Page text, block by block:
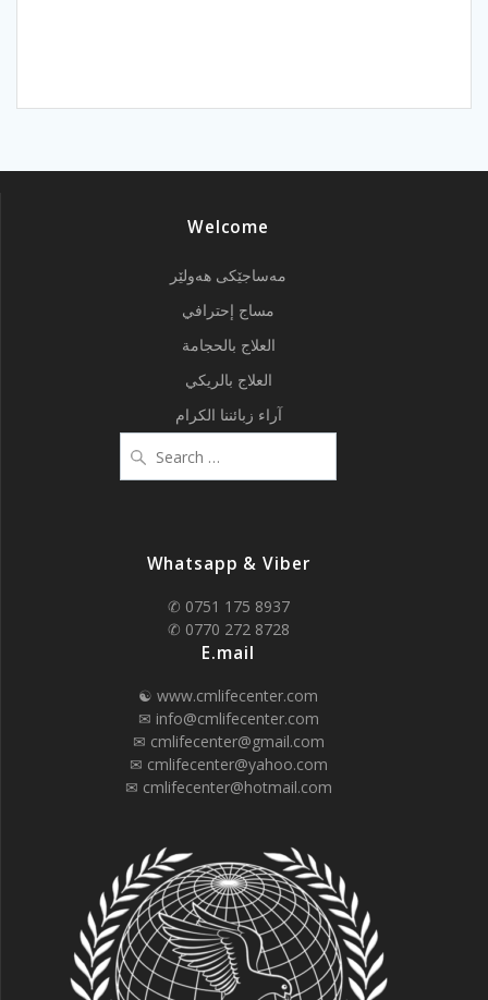
Welcome
مەساجێکی هەولێر
مساج إحترافي
العلاج بالحجامة
العلاج بالريكي
آراء زبائننا الكرام
for:
Whatsapp & Viber
✆ 0751 175 8937
✆ 0770 272 8728
E.mail
☯ www.cmlifecenter.com
✉ info@cmlifecenter.com
✉ cmlifecenter@gmail.com
✉ cmlifecenter@yahoo.com
✉ cmlifecenter@hotmail.com